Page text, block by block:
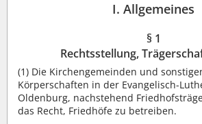
I. Allgemeines
§ 1
Rechtsstellung,
(1) Die Kirchengemeinden und
Körperschaften in der Evangelisch-
Oldenburg, nachstehend
das Recht, Friedhöfe zu betreiben.